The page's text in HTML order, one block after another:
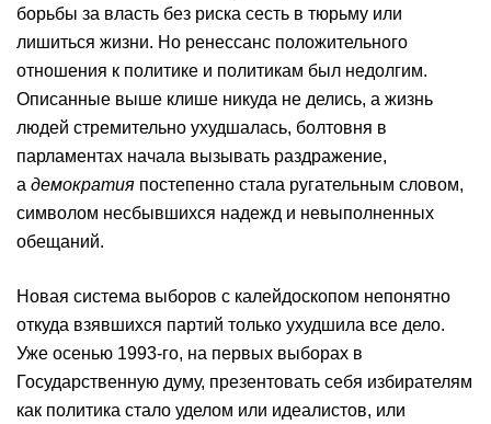
борьбы за власть без риска сесть в тюрьму или
лишиться жизни. Но ренессанс положительного
отношения к политике и политикам был недолгим.
Описанные выше клише никуда не делись, а жизнь
людей стремительно ухудшалась, болтовня в
парламентах начала вызывать раздражение,
а демократия постепенно стала ругательным словом,
символом несбывшихся надежд и невыполненных
обещаний.
Новая система выборов с калейдоскопом непонятно
откуда взявшихся партий только ухудшила все дело.
Уже осенью 1993-го, на первых выборах в
Государственную думу, презентовать себя избирателям
как политика стало уделом или идеалистов, или